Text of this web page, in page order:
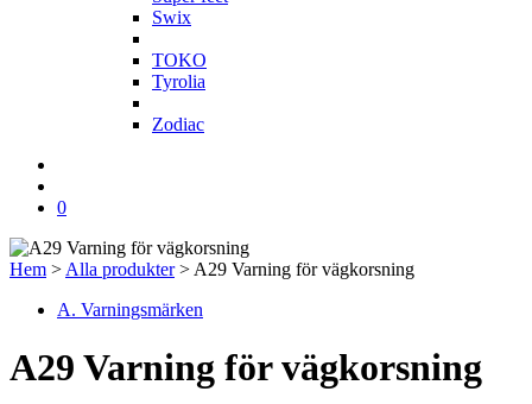
Swix
TOKO
Tyrolia
Zodiac
0
Hem > Alla produkter> A29 Varning för vägkorsning
A. Varningsmärken
A29 Varning för vägkorsning